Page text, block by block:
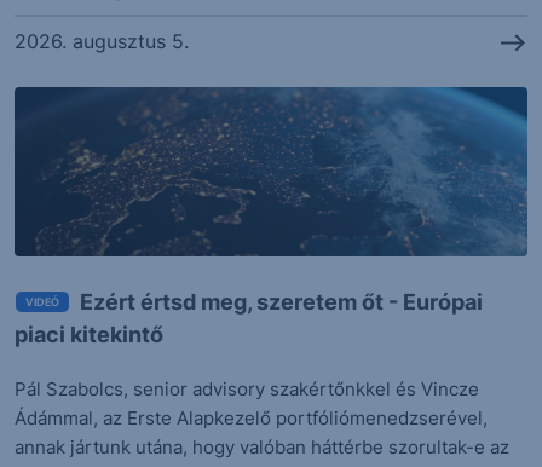
Szabad jelzést kapott az UniCredit
17 órával ezelőtt
Erős negyedévet vár az Infineon
60.08 -5.71%
A Samsung új technológiát vetített előre a
memóriapiacon
17 órával ezelőtt
Ma jelent az MTel és az SPP
MTELEKOM2 790 +0.79%
2026. augusztus 5.
VIDEÓ
Ezért értsd meg, szeretem őt - Európai
piaci kitekintő
Pál Szabolcs, senior advisory szakértőnkkel és Vincze
Ádámmal, az Erste Alapkezelő portfóliómenedzserével,
annak jártunk utána, hogy valóban háttérbe szorultak-e az